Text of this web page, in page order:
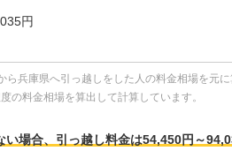
円
兵庫県へ引っ越しをした人の料金相場を元に
の料金相場を算出して計算しています。
場合、引っ越し料金は54,450円～